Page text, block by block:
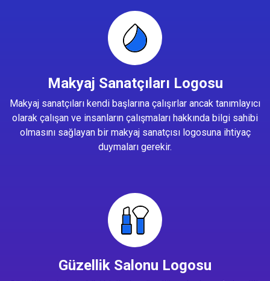
Makyaj Sanatçıları Logosu
Makyaj sanatçıları kendi başlarına çalışırlar ancak tanımlayıcı
olarak çalışan ve insanların çalışmaları hakkında bilgi sahibi
olmasını sağlayan bir makyaj sanatçısı logosuna ihtiyaç
duymaları gerekir.
Güzellik Salonu Logosu